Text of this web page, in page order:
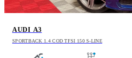
AUDI A3
SPORTBACK 1.4 COD TFSI 150 S-LINE